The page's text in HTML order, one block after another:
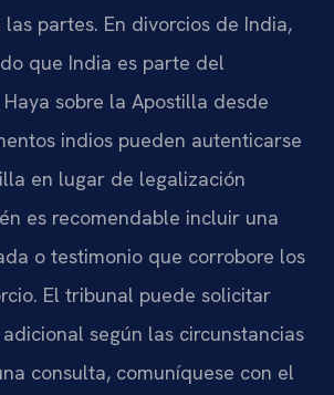
partes. En divorcios de India,
que India es parte del
sobre la Apostilla desde
indios pueden autenticarse
en lugar de legalización
es recomendable incluir una
o testimonio que corrobore los
El tribunal puede solicitar
según las circunstancias
consulta, comuníquese con el